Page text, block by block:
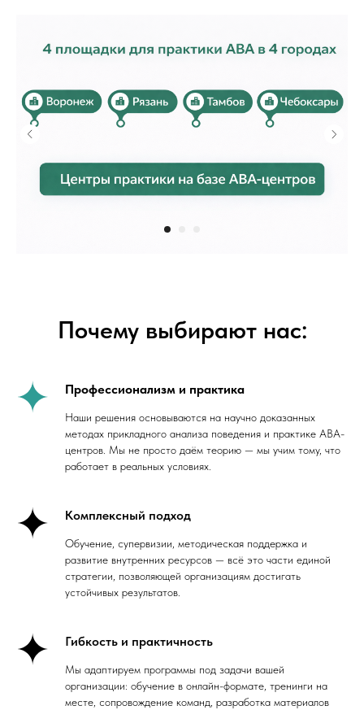
Почему выбирают нас:
Профессионализм и практика
Наши решения основываются на научно доказанных
методах прикладного анализа поведения и практике ABA-
центров. Мы не просто даём теорию — мы учим тому, что
работает в реальных условиях.
Комплексный подход
Обучение, супервизии, методическая поддержка и
развитие внутренних ресурсов — всё это части единой
стратегии, позволяющей организациям достигать
устойчивых результатов.
Гибкость и практичность
Мы адаптируем программы под задачи вашей
организации: обучение в онлайн-формате, тренинги на
месте, сопровождение команд, разработка материалов